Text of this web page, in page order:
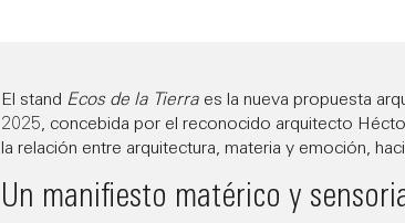
El stand Ecos de la Tierraes la nueva propuesta
2025, concebida por el reconocido arquitecto
la relación entre arquitectura, materia y emoción,
Un manifiesto matérico y